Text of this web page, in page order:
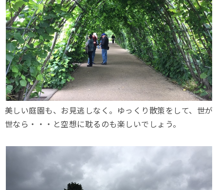
美しい庭園も、お見逃しなく。ゆっくり散策をして、世が
世なら・・・と空想に耽るのも楽しいでしょう。